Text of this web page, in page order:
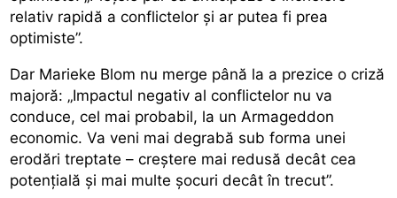
relativ rapidă a conflictelor și ar putea fi prea
optimiste”.
Dar Marieke Blom nu merge până la a prezice o criză
majoră: „Impactul negativ al conflictelor nu va
conduce, cel mai probabil, la un Armageddon
economic. Va veni mai degrabă sub forma unei
erodări treptate – creștere mai redusă decât cea
potențială și mai multe șocuri decât în trecut”.